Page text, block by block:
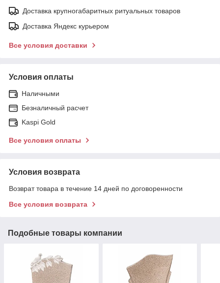
Доставка крупногабаритных ритуальных товаров
Доставка Яндекс курьером
Все условия доставки
Условия оплаты
Наличными
Безналичный расчет
Kaspi Gold
Все условия оплаты
Условия возврата
Возврат товара в течение 14 дней по договоренности
Все условия возврата
Подобные товары компании